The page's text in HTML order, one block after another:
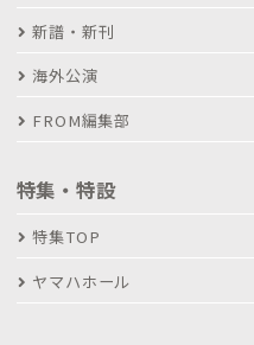
新譜・新刊
海外公演
FROM編集部
特集・特設
特集TOP
ヤマハホール